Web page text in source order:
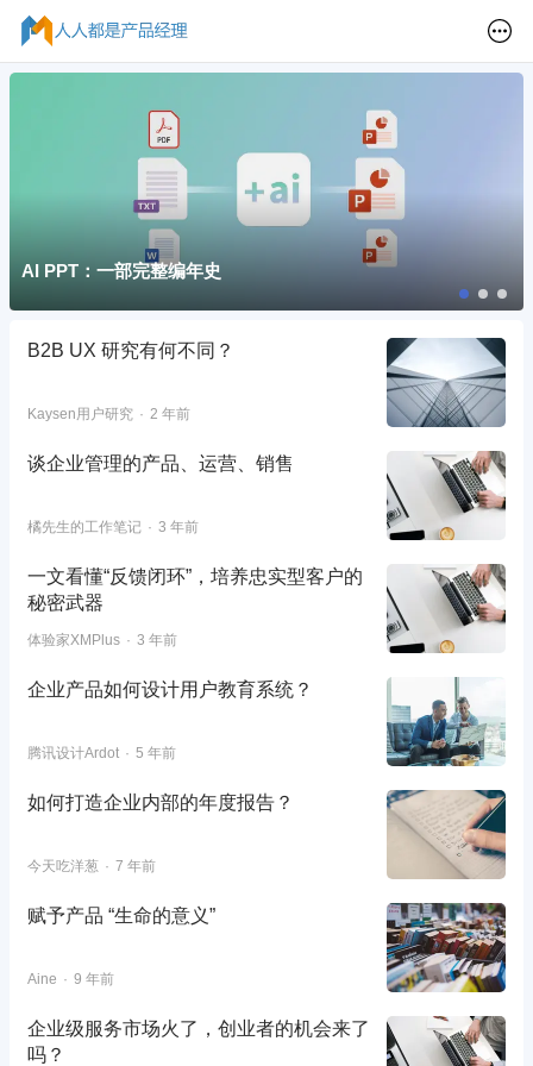
AI PPT：一部完整编年史
B2B UX 研究有何不同？
Kaysen用户研究 2 年前
谈企业管理的产品、运营、销售
橘先生的工作笔记 3 年前
一文看懂“反馈闭环”，培养忠实型客户的
秘密武器
体验家XMPlus 3 年前
企业产品如何设计用户教育系统？
腾讯设计Ardot 5 年前
如何打造企业内部的年度报告？
今天吃洋葱 7 年前
赋予产品 “生命的意义”
Aine 9 年前
企业级服务市场火了，创业者的机会来了
吗？